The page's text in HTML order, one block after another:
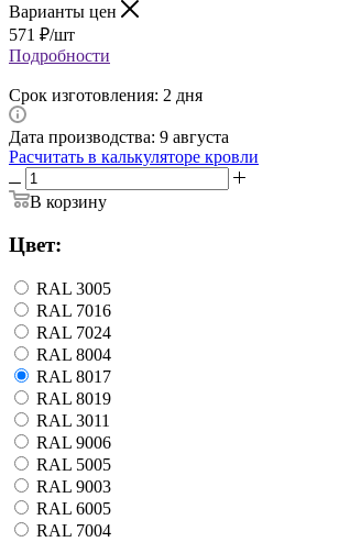
Варианты цен
571 ₽/шт
Подробности
Срок изготовления: 2 дня
Дата производства: 9 августа
Расчитать в калькуляторе кровли
В корзину
Цвет:
RAL 3005
RAL 7016
RAL 7024
RAL 8004
RAL 8017
RAL 8019
RAL 3011
RAL 9006
RAL 5005
RAL 9003
RAL 6005
RAL 7004